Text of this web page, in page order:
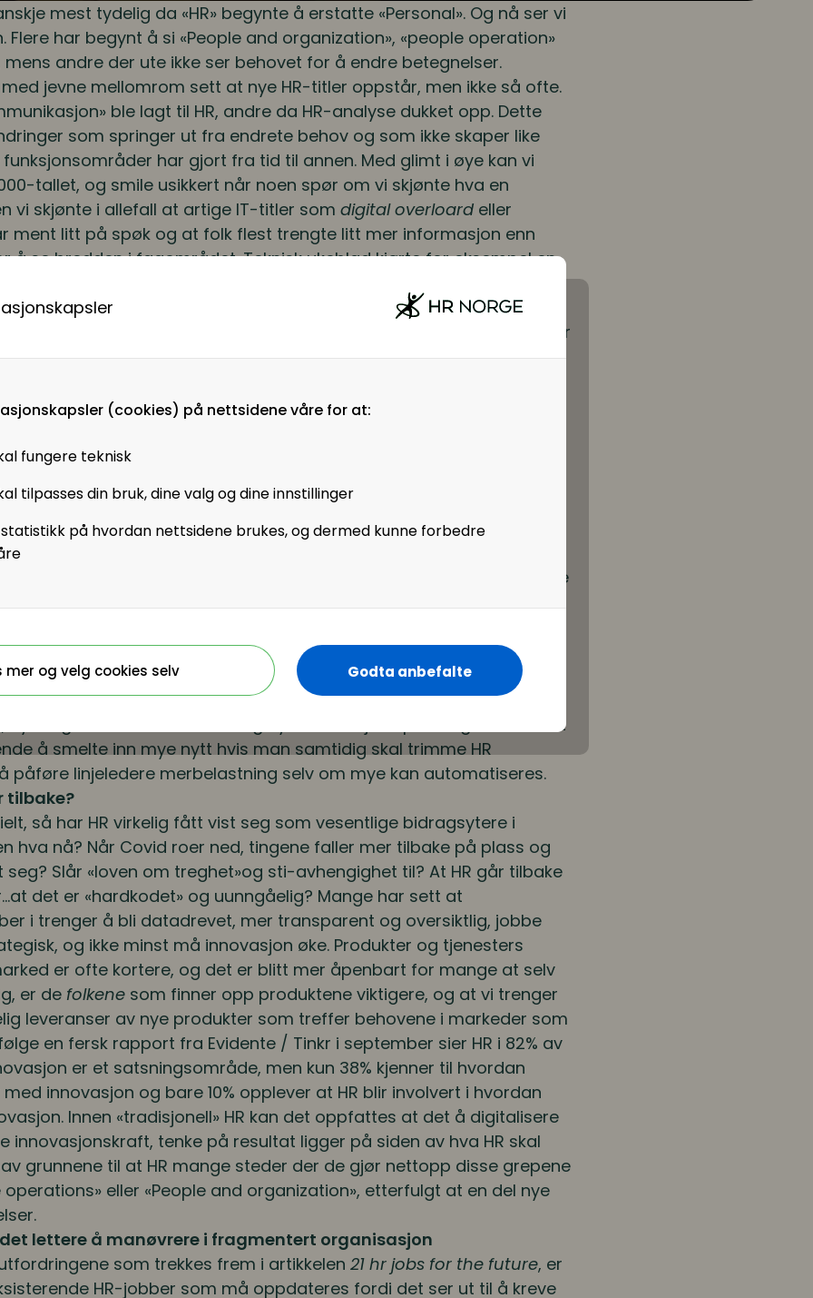
(cookies) på nettsidene våre for at:
fungere teknisk
tilpasses din bruk, dine valg og dine innstillinger
på hvordan nettsidene brukes, og dermed kunne forbedre
mer og velg cookies selv Godta anbefalte
mest tydelig da «HR» begynte å erstatte «Personal». Og nå ser vi
Flere har begynt å si «People and organization», «people operation»
andre der ute ikke ser behovet for å endre betegnelser.
jevne mellomrom sett at nye HR-titler oppstår, men ikke så ofte.
ble lagt til HR, andre da HR-analyse dukket opp. Dette
som springer ut fra endrete behov og som ikke skaper like
har gjort fra tid til annen. Med glimt i øye kan vi
tallet, og smile usikkert når noen spør om vi skjønte hva en
vi skjønte i allefall at artige IT-titler som digital overloard eller
ment litt på spøk og at folk flest trengte litt mer informasjon enn
å se bredden i fagområdet. Teknisk ukeblad kjørte for eksempel en
titler» blant ingeniører i 2016.
til nye titler
Review i fjor – 21 HR-jobs for the future gjør et modig grep når
spenstige nye HR-titler, men redder seg inn ved å forklare
oppstå slike stillinger. Hva titlene blir i norsk kontekst og
betraktelig mer nøkterne og enkle. For eksempel vil «Chatbot and
«Distraction prevention coach” ikke se dagens lys sånn med en
at dette kommer innen 6-7 år.
egentlig bare å lage eksempler på at det vil måtte oppstå en
virksomheter blir merdatadreveneog arbeidslivet endrer seg. De
og tilgangen på intern data kan kollidere medtillit og sikkerhet
og
spiller en større rolle. Og når behovene
oppstår behovet for nye stillingstitler. Et «fersk» eksempel er
HR-analytikere eller HR-system-administratorer flakker med
med GDPR-flagget, og mangler kanskje eksperter på det internt.
arbeidsdepartementet finner man en nettside som kartlegger alle
i USA. HR-stillinger forventes å øke med 5-7% fordi det
nye fagområder innlemmes og ny informasjon sprer seg fortere. Det
å smelte inn mye nytt hvis man samtidig skal trimme HR
påføre linjeledere merbelastning selv om mye kan automatiseres.
tilbake?
så har HR virkelig fått vist seg som vesentlige bidragsytere i
hva nå? Når Covid roer ned, tingene faller mer tilbake på plass og
Slår «loven om treghet»og sti-avhengighet til? At HR går tilbake
det er «hardkodet» og uunngåelig? Mange har sett at
i trenger å bli datadrevet, mer transparent og oversiktlig, jobbe
og ikke minst må innovasjon øke. Produkter og tjenesters
er ofte kortere, og det er blitt mer åpenbart for mange at selv
er de folkene som finner opp produktene viktigere, og at vi trenger
leveranser av nye produkter som treffer behovene i markeder som
en fersk rapport fra Evidente / Tinkr i september sier HR i 82% av
er et satsningsområde, men kun 38% kjenner til hvordan
innovasjon og bare 10% opplever at HR blir involvert i hvordan
Innen «tradisjonell» HR kan det oppfattes at det å digitalisere
innovasjonskraft, tenke på resultat ligger på siden av hva HR skal
grunnene til at HR mange steder der de gjør nettopp disse grepene
eller «People and organization», etterfulgt at en del nye
lettere å manøvrere i fragmentert organisasjon
som trekkes frem i artikkelen 21 hr jobs for the future, er
HR-jobber som må oppdateres fordi det ser ut til å kreve